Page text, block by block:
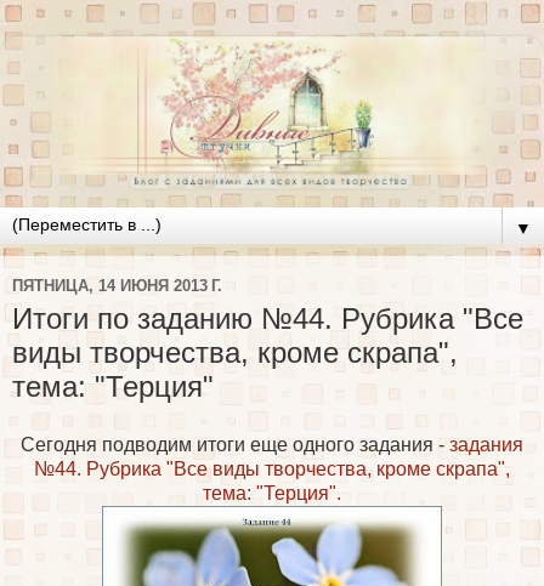
▼
ПЯТНИЦА, 14 ИЮНЯ 2013 Г.
Итоги по заданию №44. Рубрика "Все
виды творчества, кроме скрапа",
тема: "Терция"
Сегодня подводим итоги еще одного задания - задания
№44. Рубрика "Все виды творчества, кроме скрапа",
тема: "Терция".